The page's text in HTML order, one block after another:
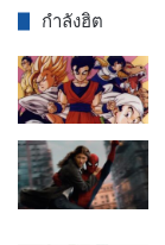
กำลังฮิต